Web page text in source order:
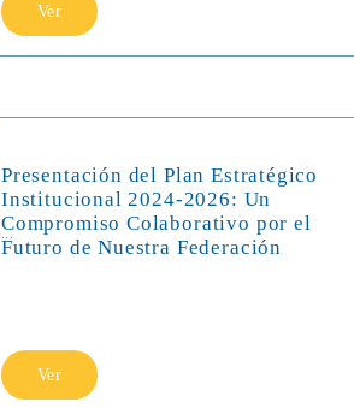
Ver
Presentación del Plan Estratégico
Institucional 2024-2026: Un
Compromiso Colaborativo por el
Futuro de Nuestra Federación
...
Ver